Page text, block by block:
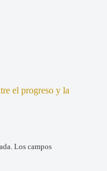
el progreso y la
Los campos